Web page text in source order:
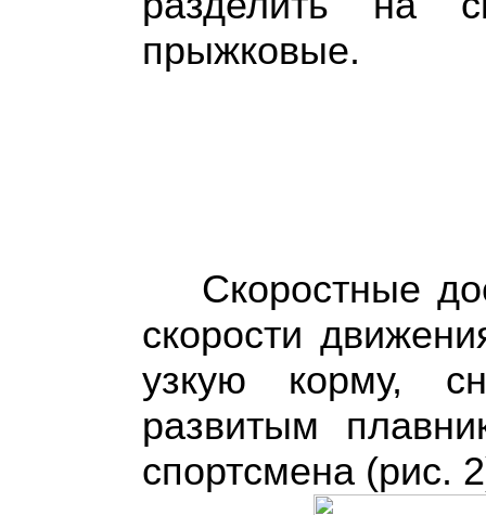
прыжковые.
Скоростные
скорости
узкую корму,
развитым
спортсмена (рис.